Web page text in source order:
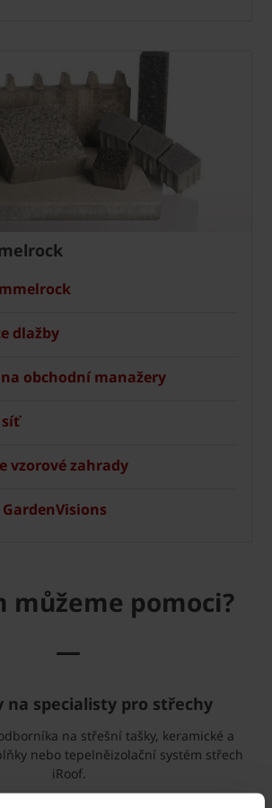
dlažby
obchodní manažery
vzorové zahrady
můžeme pomoci?
—
na specialisty pro střechy
na střešní tašky, keramické a
nebo tepelněizolační systém střech
iRoof.